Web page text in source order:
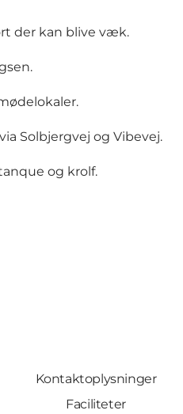
der kan blive væk.
Solbjergvej og Vibevej.
og krolf.
Kontaktoplysninger
Faciliteter